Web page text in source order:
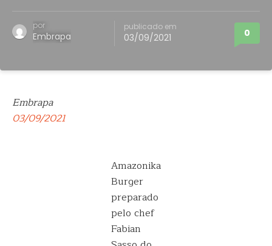
por
Embrapa
publicado em
03/09/2021 0
Embrapa
03/09/2021
Amazonika
Burger
preparado
pelo chef
Fabian